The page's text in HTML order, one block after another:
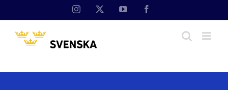
Instagram YouTube